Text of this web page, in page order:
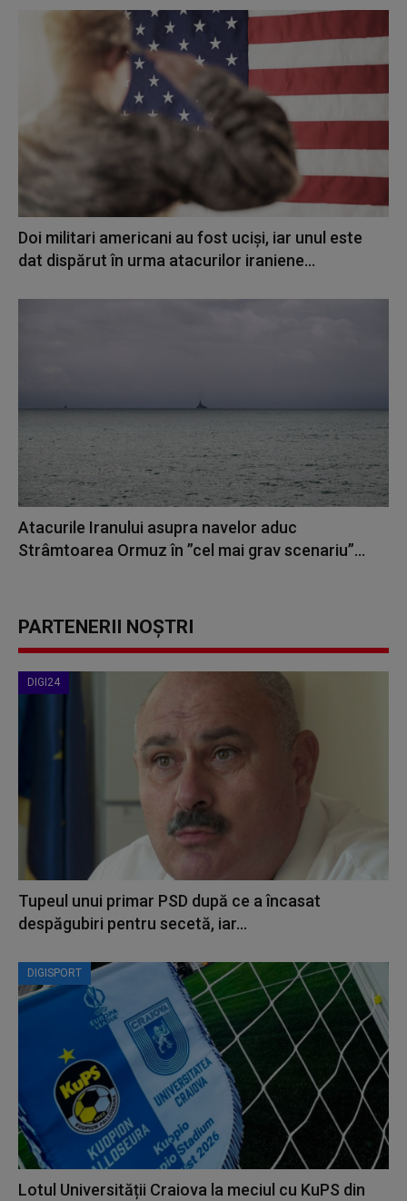
Doi militari americani au fost ucişi, iar unul este
dat dispărut în urma atacurilor iraniene...
Atacurile Iranului asupra navelor aduc
Strâmtoarea Ormuz în ”cel mai grav scenariu”...
PARTENERII NOȘTRI
DIGI24
Tupeul unui primar PSD după ce a încasat
despăgubiri pentru secetă, iar...
DIGISPORT
Lotul Universității Craiova la meciul cu KuPS din